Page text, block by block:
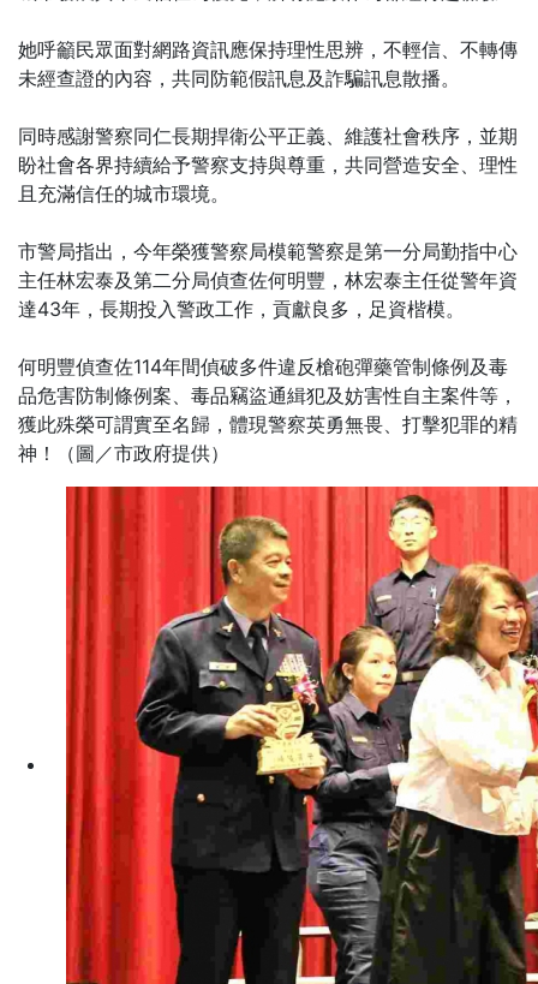
她呼籲民眾面對網路資訊應保持理性思辨，不輕信、不轉傳
未經查證的內容，共同防範假訊息及詐騙訊息散播。
同時感謝警察同仁長期捍衛公平正義、維護社會秩序，並期
盼社會各界持續給予警察支持與尊重，共同營造安全、理性
且充滿信任的城市環境。
市警局指出，今年榮獲警察局模範警察是第一分局勤指中心
主任林宏泰及第二分局偵查佐何明豐，林宏泰主任從警年資
達43年，長期投入警政工作，貢獻良多，足資楷模。
何明豐偵查佐114年間偵破多件違反槍砲彈藥管制條例及毒
品危害防制條例案、毒品竊盜通緝犯及妨害性自主案件等，
獲此殊榮可謂實至名歸，體現警察英勇無畏、打擊犯罪的精
神！（圖／市政府提供）